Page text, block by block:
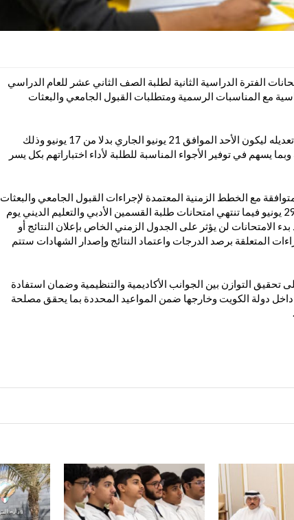
الفترة الدراسية الثانية لطلبة الصف الثاني عشر للعام الدراسي
الدراسية مع المناسبات الرسمية ومتطلبات القبول الجامعي والبعثات
وأكدت الوزارة في بيان لها أن موعد بدء الامتحانات تم تعديله ليكون الأحد الموافق 21 يونيو الجاري بدلا من 17 يونيو وذلك
يسهم في توفير الأجواء المناسبة للطلبة لأداء اختباراتهم بكل يسر
مع الخطط الزمنية المعتمدة لإجراءات القبول الجامعي والبعثات
الدراسية إذ يختتم طلبة القسم العلمي اختباراتهم يوم 29 يونيو فيما تنتهي امتحانات طلبة القسمين الأدبي والتعليم الديني يوم
الامتحانات لن يؤثر على الجدول الزمني الخاص بإعلان النتائج أو
المتعلقة برصد الدرجات واعتماد النتائج وإصدار الشهادات ستتم
التوازن بين الجوانب الأكاديمية والتنظيمية وضمان استفادة
دولة الكويت وخارجها ضمن المواعيد المحددة بما يحقق مصلحة